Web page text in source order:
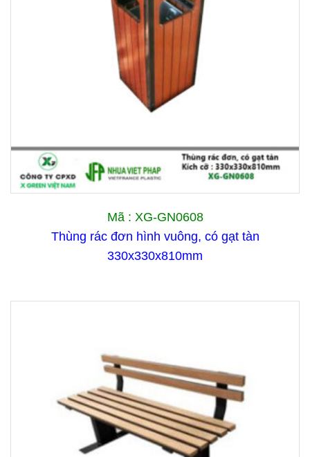
Mã : XG-GN0608
Thùng rác đơn hình vuông, có gạt tàn
330x330x810mm